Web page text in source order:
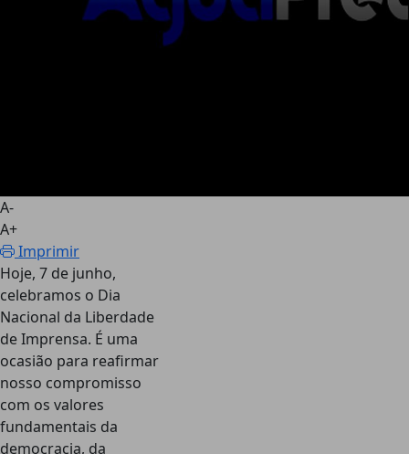
A-
A+
Imprimir
Hoje, 7 de junho,
celebramos o Dia
Nacional da Liberdade
de Imprensa. É uma
ocasião para reafirmar
nosso compromisso
com os valores
fundamentais da
democracia, da